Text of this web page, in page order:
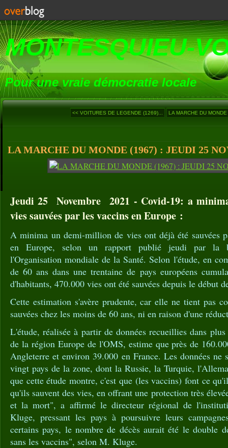
MONTESQUIEU-
Pour une vraie démocratie locale
<< VOITURES DE LEGENDE (1269)... LA MARCHE DU
LA MARCHE DU MONDE (1967) : JEUDI 25
Jeudi 25 Novembre 2021 - Covid-19: a
vies sauvées par les vaccins en Europe :
A minima un demi-million de vies ont déjà été sauvées
en Europe, selon un rapport publié jeudi par la
l'Organisation mondiale de la Santé. Selon l'étude, en
de 60 ans dans une trentaine de pays européens
d'habitants, 470.000 vies ont été sauvées depuis le début
Cette estimation s'avère prudente, car elle ne tient pas
sauvées chez les moins de 60 ans, ni en raison d'une
L'étude, réalisée à partir de données recueillies dans
de la région Europe de l'OMS, estime que près de
Angleterre et environ 39.000 en France. Les données ne
vingt pays de la zone, dont la Russie, la Turquie,
que cette étude montre, c'est que (les vaccins) font ce
qu'ils sauvent des vies, en offrant une protection très
et la mort", a affirmé le directeur régional de
Kluge, pressant les pays à poursuivre leurs
certains pays, le nombre de décès aurait été le double
sans les vaccins", selon M. Kluge.